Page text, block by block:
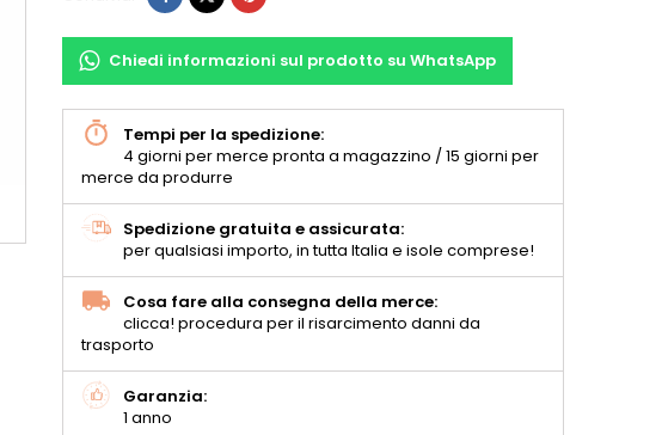
Chiedi informazioni sul prodotto su WhatsApp
Tempi per la spedizione:
4 giorni per merce pronta a magazzino / 15 giorni per
merce da produrre
Spedizione gratuita e assicurata:
per qualsiasi importo, in tutta Italia e isole comprese!
Cosa fare alla consegna della merce:
clicca! procedura per il risarcimento danni da
trasporto
Garanzia:
1 anno